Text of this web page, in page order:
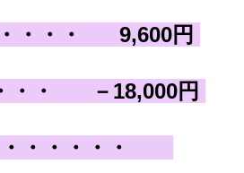
・・・ ・ 9,600円
・ ・ －18,000円
・・・・・